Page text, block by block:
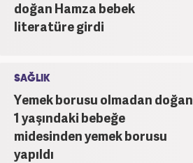
doğan Hamza bebek
literatüre girdi
SAĞLIK
Yemek borusu olmadan doğan
1 yaşındaki bebeğe
midesinden yemek borusu
yapıldı